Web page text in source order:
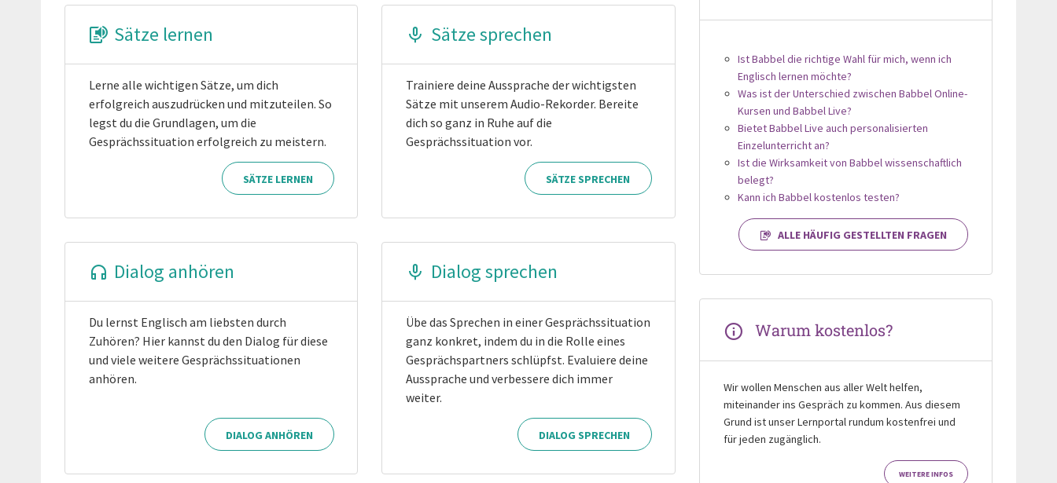
Sätze lernen
Lerne alle wichtigen Sätze, um dich
erfolgreich auszudrücken und mitzuteilen. So
legst du die Grundlagen, um die
Gesprächssituation erfolgreich zu meistern.
SÄTZE LERNEN
Sätze sprechen
Trainiere deine Aussprache der wichtigsten
Sätze mit unserem Audio-Rekorder. Bereite
dich so ganz in Ruhe auf die
Gesprächssituation vor.
SÄTZE SPRECHEN
Dialog anhören
Du lernst Englisch am liebsten durch
Zuhören? Hier kannst du den Dialog für diese
und viele weitere Gesprächssituationen
anhören.
DIALOG ANHÖREN
Dialog sprechen
Übe das Sprechen in einer Gesprächssituation
ganz konkret, indem du in die Rolle eines
Gesprächspartners schlüpfst. Evaluiere deine
Aussprache und verbessere dich immer
weiter.
DIALOG SPRECHEN
Ist Babbel die richtige Wahl für mich, wenn ich
Englisch lernen möchte?
Was ist der Unterschied zwischen Babbel Online-
Kursen und Babbel Live?
Bietet Babbel Live auch personalisierten
Einzelunterricht an?
Ist die Wirksamkeit von Babbel wissenschaftlich
belegt?
Kann ich Babbel kostenlos testen?
ALLE HÄUFIG GESTELLTEN FRAGEN
Warum kostenlos?
Wir wollen Menschen aus aller Welt helfen,
miteinander ins Gespräch zu kommen. Aus diesem
Grund ist unser Lernportal rundum kostenfrei und
für jeden zugänglich.
WEITERE INFOS